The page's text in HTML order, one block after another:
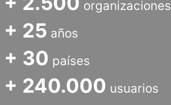
organizaciones
+ 25 años
+ 30 países
+ 240.000 usuarios